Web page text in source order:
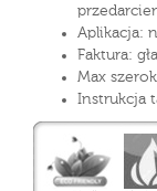
Aplikacja:
Faktura:
Max
Instrukcja